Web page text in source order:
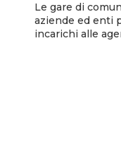
Le gare di
aziende ed enti
incarichi alle